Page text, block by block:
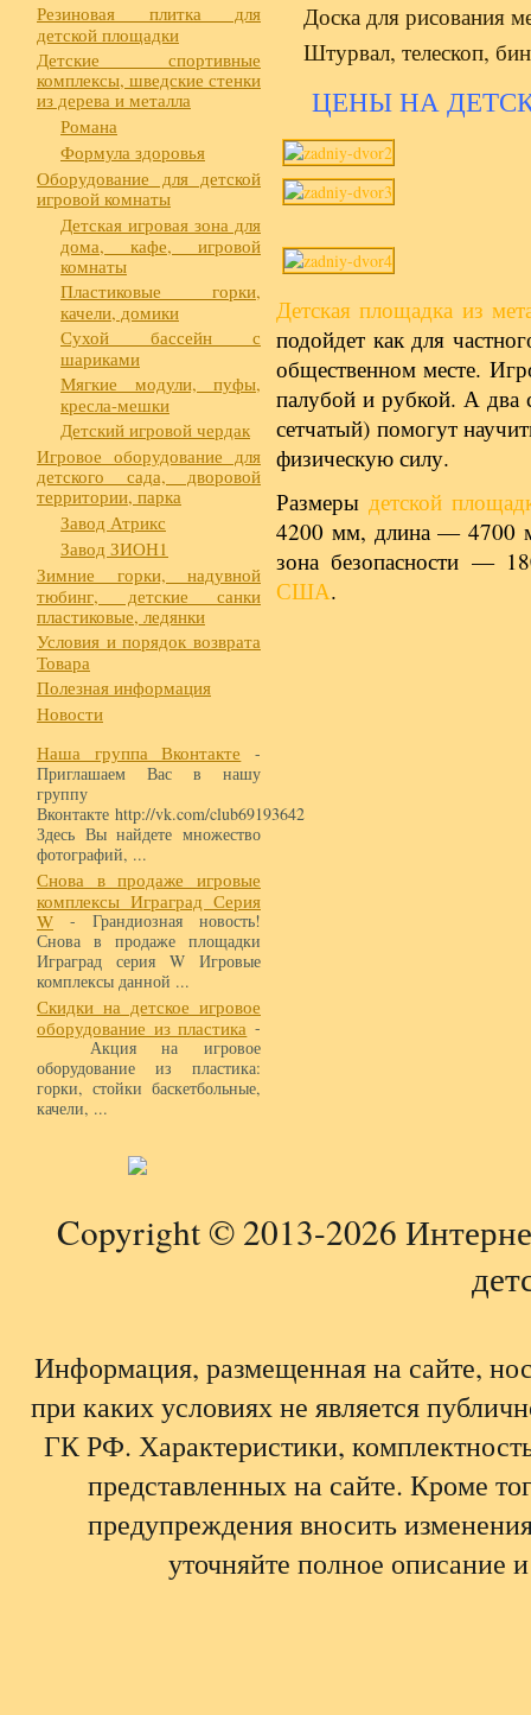
Резиновая плитка для
детской площадки
Детские спортивные
комплексы, шведские стенки
из дерева и металла
Романа
Формула здоровья
Оборудование для детской
игровой комнаты
Детская игровая зона для
дома, кафе, игровой
комнаты
Пластиковые горки,
качели, домики
Сухой бассейн с
шариками
Мягкие модули, пуфы,
кресла-мешки
Детский игровой чердак
Игровое оборудование для
детского сада, дворовой
территории, парка
Завод Атрикс
Завод ЗИОН1
Зимние горки, надувной
тюбинг, детские санки
пластиковые, ледянки
Условия и порядок возврата
Товара
Полезная информация
Новости
Наша группа Вконтакте -
Приглашаем Вас в нашу
группу
Вконтакте http://vk.com/club69193642
Здесь Вы найдете множество
фотографий, ...
Снова в продаже игровые
комплексы Играград Серия
W - Грандиозная новость!
Снова в продаже площадки
Играград серия W Игровые
комплексы данной ...
Скидки на детское игровое
оборудование из пластика -
Акция на игровое
оборудование из пластика:
горки, стойки баскетбольные,
качели, ...
Доска для рисования
Штурвал, телескоп,
ЦЕНЫ НА
Детская площадка из
подойдет как для
общественном месте.
палубой и рубкой. А два
сетчатый) помогут
физическую силу.
Размеры детской
4200 мм, длина — 4700
зона безопасности —
США.
Copyright © 2013-2026
Информация, размещенная на сайте,
при каких условиях не является
ГК РФ. Характеристики,
представленных на сайте. Кроме
предупреждения вносить
уточняйте полное описание